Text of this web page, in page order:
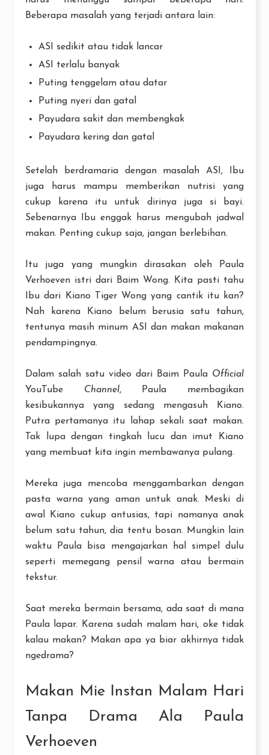
Beberapa masalah yang terjadi antara lain:
ASI sedikit atau tidak lancar
ASI terlalu banyak
Puting tenggelam atau datar
Puting nyeri dan gatal
Payudara sakit dan membengkak
Payudara kering dan gatal
Setelah berdramaria dengan masalah ASI, Ibu
juga harus mampu memberikan nutrisi yang
cukup karena itu untuk dirinya juga si bayi.
Sebenarnya Ibu enggak harus mengubah jadwal
makan. Penting cukup saja, jangan berlebihan.
Itu juga yang mungkin dirasakan oleh Paula
Verhoeven istri dari Baim Wong. Kita pasti tahu
Ibu dari Kiano Tiger Wong yang cantik itu kan?
Nah karena Kiano belum berusia satu tahun,
tentunya masih minum ASI dan makan makanan
pendampingnya.
Dalam salah satu video dari Baim Paula Official
YouTube Channel, Paula membagikan
kesibukannya yang sedang mengasuh Kiano.
Putra pertamanya itu lahap sekali saat makan.
Tak lupa dengan tingkah lucu dan imut Kiano
yang membuat kita ingin membawanya pulang.
Mereka juga mencoba menggambarkan dengan
pasta warna yang aman untuk anak. Meski di
awal Kiano cukup antusias, tapi namanya anak
belum satu tahun, dia tentu bosan. Mungkin lain
waktu Paula bisa mengajarkan hal simpel dulu
seperti memegang pensil warna atau bermain
tekstur.
Saat mereka bermain bersama, ada saat di mana
Paula lapar. Karena sudah malam hari, oke tidak
kalau makan? Makan apa ya biar akhirnya tidak
ngedrama?
Makan Mie Instan Malam Hari
Tanpa Drama Ala Paula
Verhoeven